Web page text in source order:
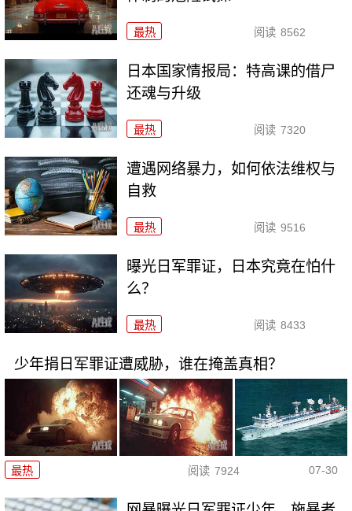
最热 阅读 8562
日本国家情报局：特高课的借尸
还魂与升级
最热 阅读 7320
遭遇网络暴力，如何依法维权与
自救
最热 阅读 9516
曝光日军罪证，日本究竟在怕什
么？
最热 阅读 8433
少年捐日军罪证遭威胁，谁在掩盖真相？
最热 阅读 7924 07-30